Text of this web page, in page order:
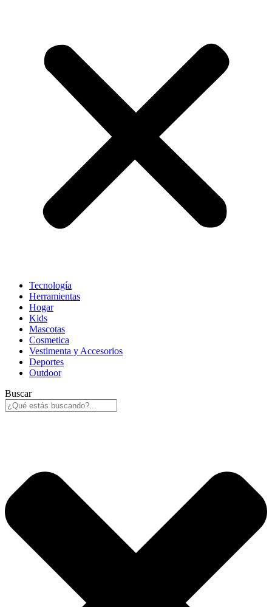
Tecnología
Herramientas
Hogar
Kids
Mascotas
Cosmetica
Vestimenta y Accesorios
Deportes
Outdoor
Buscar